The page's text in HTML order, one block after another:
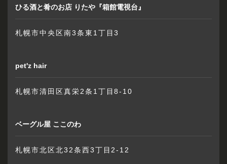
ひる酒と肴のお店 りたや『箱館電視台』
札幌市中央区南3条東1丁目3
pet'z hair
札幌市清田区真栄2条1丁目8-10
ベーグル屋 ここのわ
札幌市北区北32条西3丁目2-12